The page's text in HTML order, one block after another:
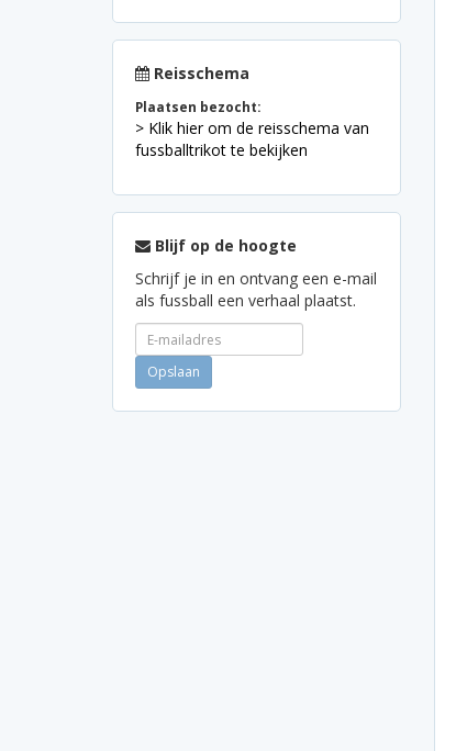
Reisschema
Plaatsen bezocht:
> Klik hier om de reisschema van
fussballtrikot te bekijken
Blijf op de hoogte
Schrijf je in en ontvang een e-mail
als fussball een verhaal plaatst.